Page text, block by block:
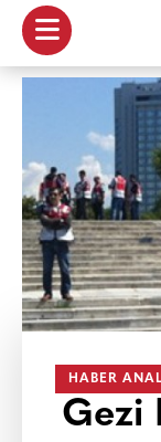
HABER
Gezi